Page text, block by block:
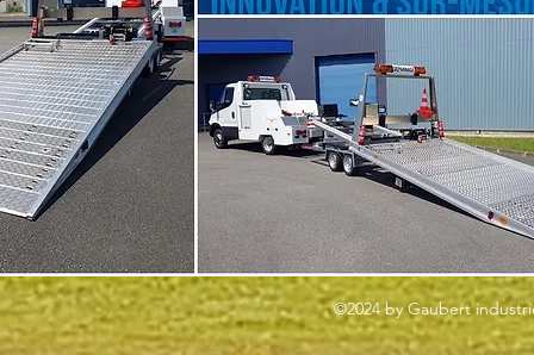
©2024 by Gaubert